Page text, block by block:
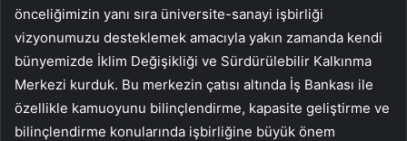
önceliğimizin yanı sıra üniversite-sanayi işbirliği
vizyonumuzu desteklemek amacıyla yakın zamanda kendi
bünyemizde İklim Değişikliği ve Sürdürülebilir Kalkınma
Merkezi kurduk. Bu merkezin çatısı altında İş Bankası ile
özellikle kamuoyunu bilinçlendirme, kapasite geliştirme ve
bilinçlendirme konularında işbirliğine büyük önem